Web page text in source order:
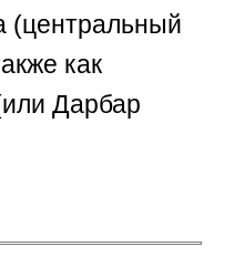
(центральный
как
Дарбар